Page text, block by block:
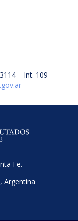
– Int. 109
Fe.
Argentina